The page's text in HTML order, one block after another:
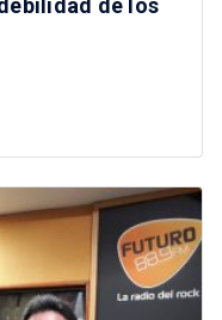
de los